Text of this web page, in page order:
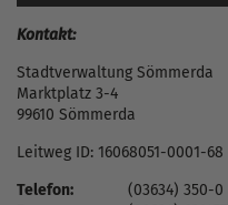
Kontakt:
Stadtverwaltung Sömmerda
Marktplatz 3-4
99610 Sömmerda
Leitweg ID: 16068051-0001-68
Telefon:
(03634) 350-0